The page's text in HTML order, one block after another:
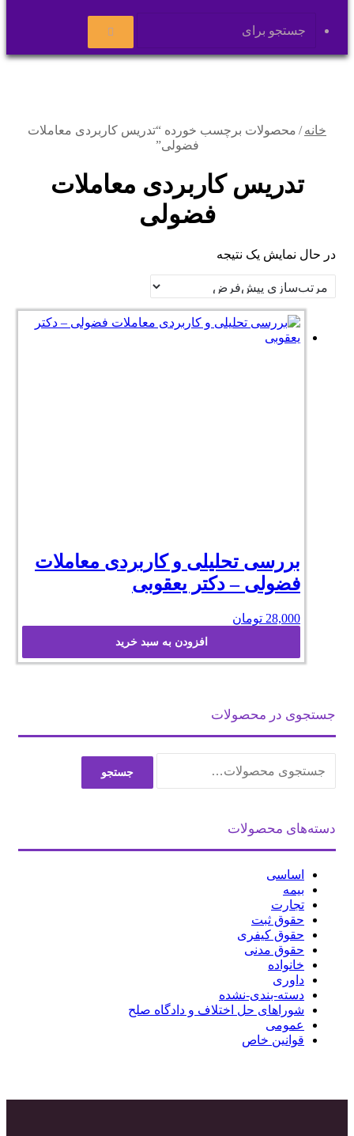
پوسته
جستجو
برای
خانه / محصولات برچسب خورده “تدریس کاربردی معاملات
فضولی”
تدریس کاربردی معاملات
فضولی
در حال نمایش یک نتیجه
بررسی تحلیلی و کاربردی معاملات
فضولی – دکتر یعقوبی
28,000 تومان
افزودن به سبد خرید
جستجوی در محصولات
برای:
جستجو
دسته‌های محصولات
اساسی
بیمه
تجارت
حقوق ثبت
حقوق کیفری
حقوق مدنی
خانواده
داوری
دسته-بندی-نشده
شوراهای حل اختلاف و دادگاه صلح
عمومی
قوانین خاص